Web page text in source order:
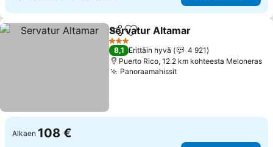
Jaa Lisää suosikkeihin
Servatur Altamar
3 Tähtiluokitus
8,1 Erittäin hyvä
4 921
Puerto Rico, 12.2 km kohteesta Meloneras
PanoraamahissitKatso hinnat
Alkaen 108 €